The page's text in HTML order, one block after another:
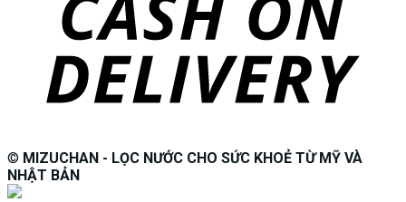
© MIZUCHAN - LỌC NƯỚC CHO SỨC KHOẺ TỪ MỸ VÀ
NHẬT BẢN